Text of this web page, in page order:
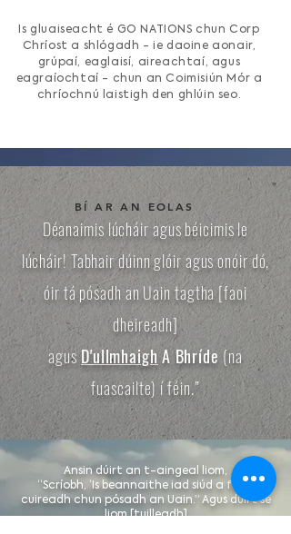
Is gluaiseacht é GO NATIONS chun Corp
Chríost a shlógadh - ie daoine aonair,
grúpaí, eaglaisí, aireachtaí, agus
eagraíochtaí - chun an Coimisiún Mór a
chríochnú laistigh den ghlúin seo.
BÍ AR AN EOLAS
Déanaimis lúcháir agus béicimis le
lúcháir! Tabhair dúinn glóir agus onóir dó,
óir tá pósadh an Uain tagtha [faoi
dheireadh]
agusD'ullmhaighA Bhríde(na
fuascailte) í féin.”
Ansin dúirt an t-aingeal liom,
“Scríobh, ‘Is beannaithe iad siúd a fuair
cuireadh chun pósadh an Uain.” Agus dúirt sé
liom [tuilleadh]